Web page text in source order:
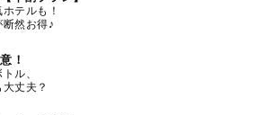
テルも！
然お得♪
！
ル、
丈夫？